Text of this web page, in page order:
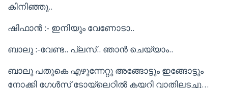
കിനിഞ്ഞു..
ഷിഫാൻ :- ഇനിയും വേണോടാ..
ബാലു :-വേണ്ട.. പ്ലസ്.. ഞാൻ ചെയ്യാം..
ബാലു പതുകെ എഴുന്നേറ്റു അങ്ങോട്ടും ഇങ്ങോട്ടും
നോക്കി ഗേൾസ് ടോയ്‌ലെറ്റിൽ കയറി വാതിലടച്ചു…